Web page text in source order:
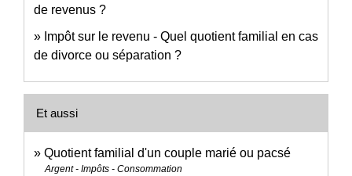
de revenus ?
Impôt sur le revenu - Quel quotient familial en cas
de divorce ou séparation ?
Et aussi
Quotient familial d'un couple marié ou pacsé
Argent - Impôts - Consommation